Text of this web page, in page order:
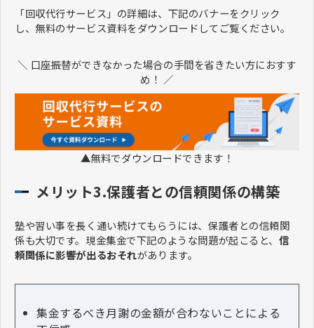
「回収代行サービス」の詳細は、下記のバナーをクリック
し、無料のサービス資料をダウンロードしてご覧ください。
＼ 口座振替ができなかった場合の手間を省きたい方におすす
め！ ／
▲無料でダウンロードできます！
メリット3.保護者との信頼関係の構築
塾や習い事を長く通い続けてもらうには、保護者との信頼関
係も大切です。現金集金で下記のような問題が起こると、 信
頼関係に影響が出るおそれがあります。
集金するべき月謝の金額が合わないことによる